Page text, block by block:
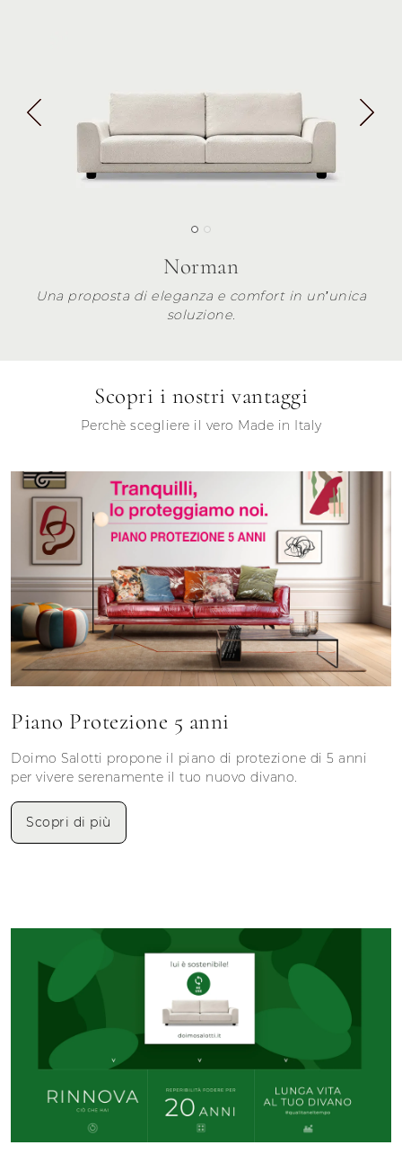
Norman
Una proposta di eleganza e comfort in un’unica
soluzione.
Scopri i nostri vantaggi
Perchè scegliere il vero Made in Italy
Piano Protezione 5 anni
Doimo Salotti propone il piano di protezione di 5 anni
per vivere serenamente il tuo nuovo divano.
Scopri di più